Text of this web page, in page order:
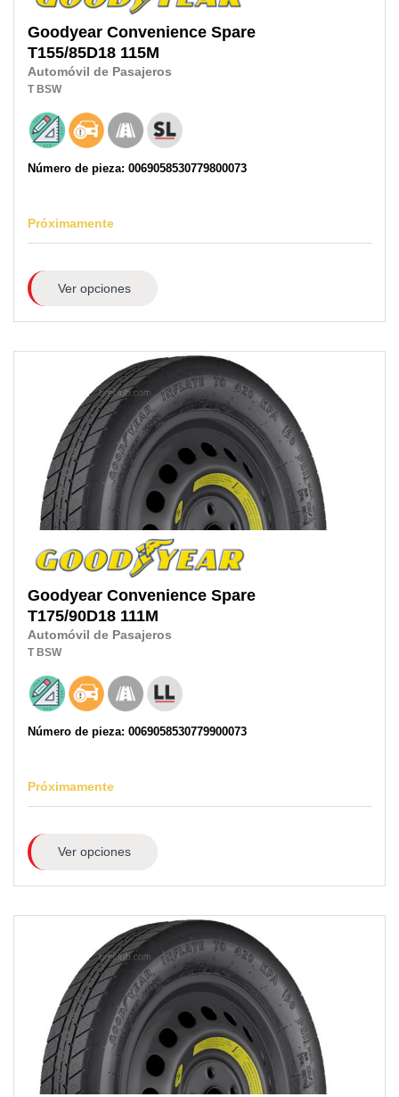
Goodyear Convenience Spare
T155/85D18 115M
Automóvil de Pasajeros
T BSW
Número de pieza: 0069058530779800073
Próximamente
Ver opciones
Goodyear Convenience Spare
T175/90D18 111M
Automóvil de Pasajeros
T BSW
Número de pieza: 0069058530779900073
Próximamente
Ver opciones